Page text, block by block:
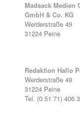
Madsack Medien
GmbH & Co. KG
Werderstraße 49
31224 Peine
Redaktion Hallo
Werderstraße 49
31224 Peine
Tel. (0 51 71) 406